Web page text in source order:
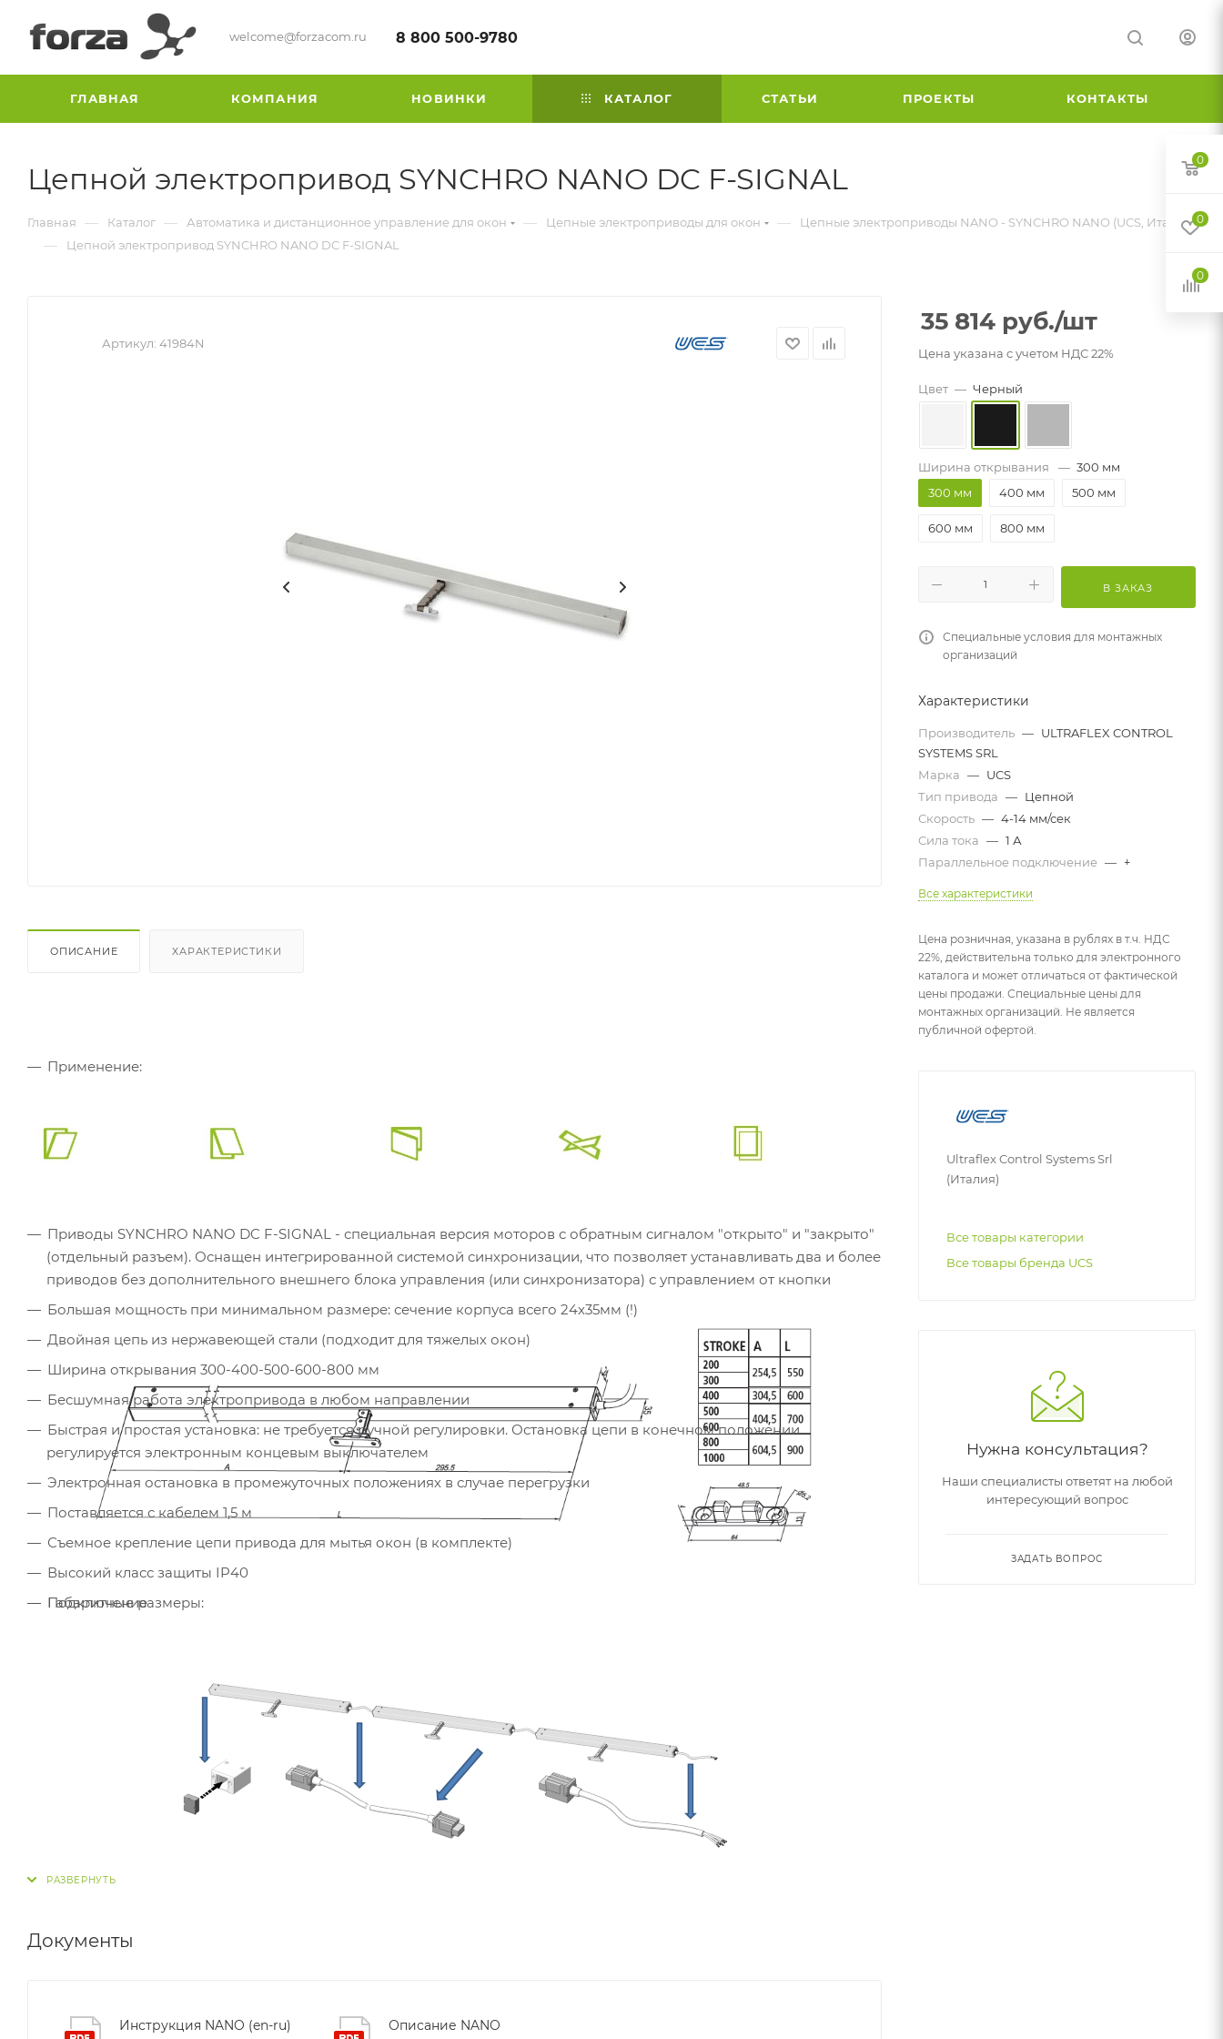
welcome@forzacom.ru 8 800 500-9780
ГЛАВНАЯ КОМПАНИЯ НОВИНКИ КАТАЛОГ СТАТЬИ ПРОЕКТЫ КОНТАКТЫ
Цепной электропривод SYNCHRO NANO DC F-SIGNAL
Главная — Каталог — Автоматика и дистанционное управление для окон — Цепные электроприводы для окон — Цепные электроприводы NANO - SYNCHRO NANO (UCS, Италия)
— Цепной электропривод SYNCHRO NANO DC F-SIGNAL
Артикул: 41984N
ОПИСАНИЕ ХАРАКТЕРИСТИКИ
Применение:
Приводы SYNCHRO NANO DC F-SIGNAL - специальная версия моторов с обратным сигналом "открыто" и "закрыто"
(отдельный разъем). Оснащен интегрированной системой синхронизации, что позволяет устанавливать два и более
приводов без дополнительного внешнего блока управления (или синхронизатора) с управлением от кнопки
Большая мощность при минимальном размере: сечение корпуса всего 24х35мм (!)
Двойная цепь из нержавеющей стали (подходит для тяжелых окон)
Ширина открывания 300-400-500-600-800 мм
Бесшумная работа электропривода в любом направлении
Быстрая и простая установка: не требуется ручной регулировки. Остановка цепи в конечном положении
регулируется электронным концевым выключателем
Электронная остановка в промежуточных положениях в случае перегрузки
Поставляется с кабелем 1,5 м
Съемное крепление цепи привода для мытья окон (в комплекте)
Высокий класс защиты IP40
Габаритные размеры:
Подключение
Документы
Инструкция NANO (en-ru) Описание NANO
35 814 руб./шт
Цена указана с учетом НДС 22%
Цвет — Черный
Ширина открывания — 300 мм
300 мм
400 мм 500 мм
600 мм 800 мм
В ЗАКАЗ
Специальные условия для монтажных
организаций
Характеристики
Производитель — ULTRAFLEX CONTROL
SYSTEMS SRL
Марка — UCS
Тип привода — Цепной
Скорость — 4-14 мм/сек
Сила тока — 1 А
Параллельное подключение — +
Все характеристики
Цена розничная, указана в рублях в т.ч. НДС
22%, действительна только для электронного
каталога и может отличаться от фактической
цены продажи. Специальные цены для
монтажных организаций. Не является
публичной офертой.
Ultraflex Control Systems Srl
(Италия)
Все товары категории
Все товары бренда UCS
Нужна консультация?
Наши специалисты ответят на любой
интересующий вопрос
ЗАДАТЬ ВОПРОС
0
0
0